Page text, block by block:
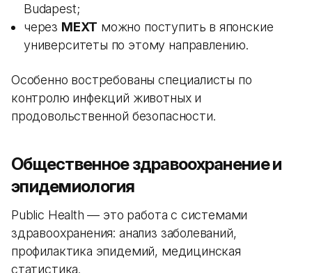
Budapest;
через MEXT можно поступить в японские
университеты по этому направлению.
Особенно востребованы специалисты по
контролю инфекций животных и
продовольственной безопасности.
Общественное здравоохранение и
эпидемиология
Public Health — это работа с системами
здравоохранения: анализ заболеваний,
профилактика эпидемий, медицинская
статистика.